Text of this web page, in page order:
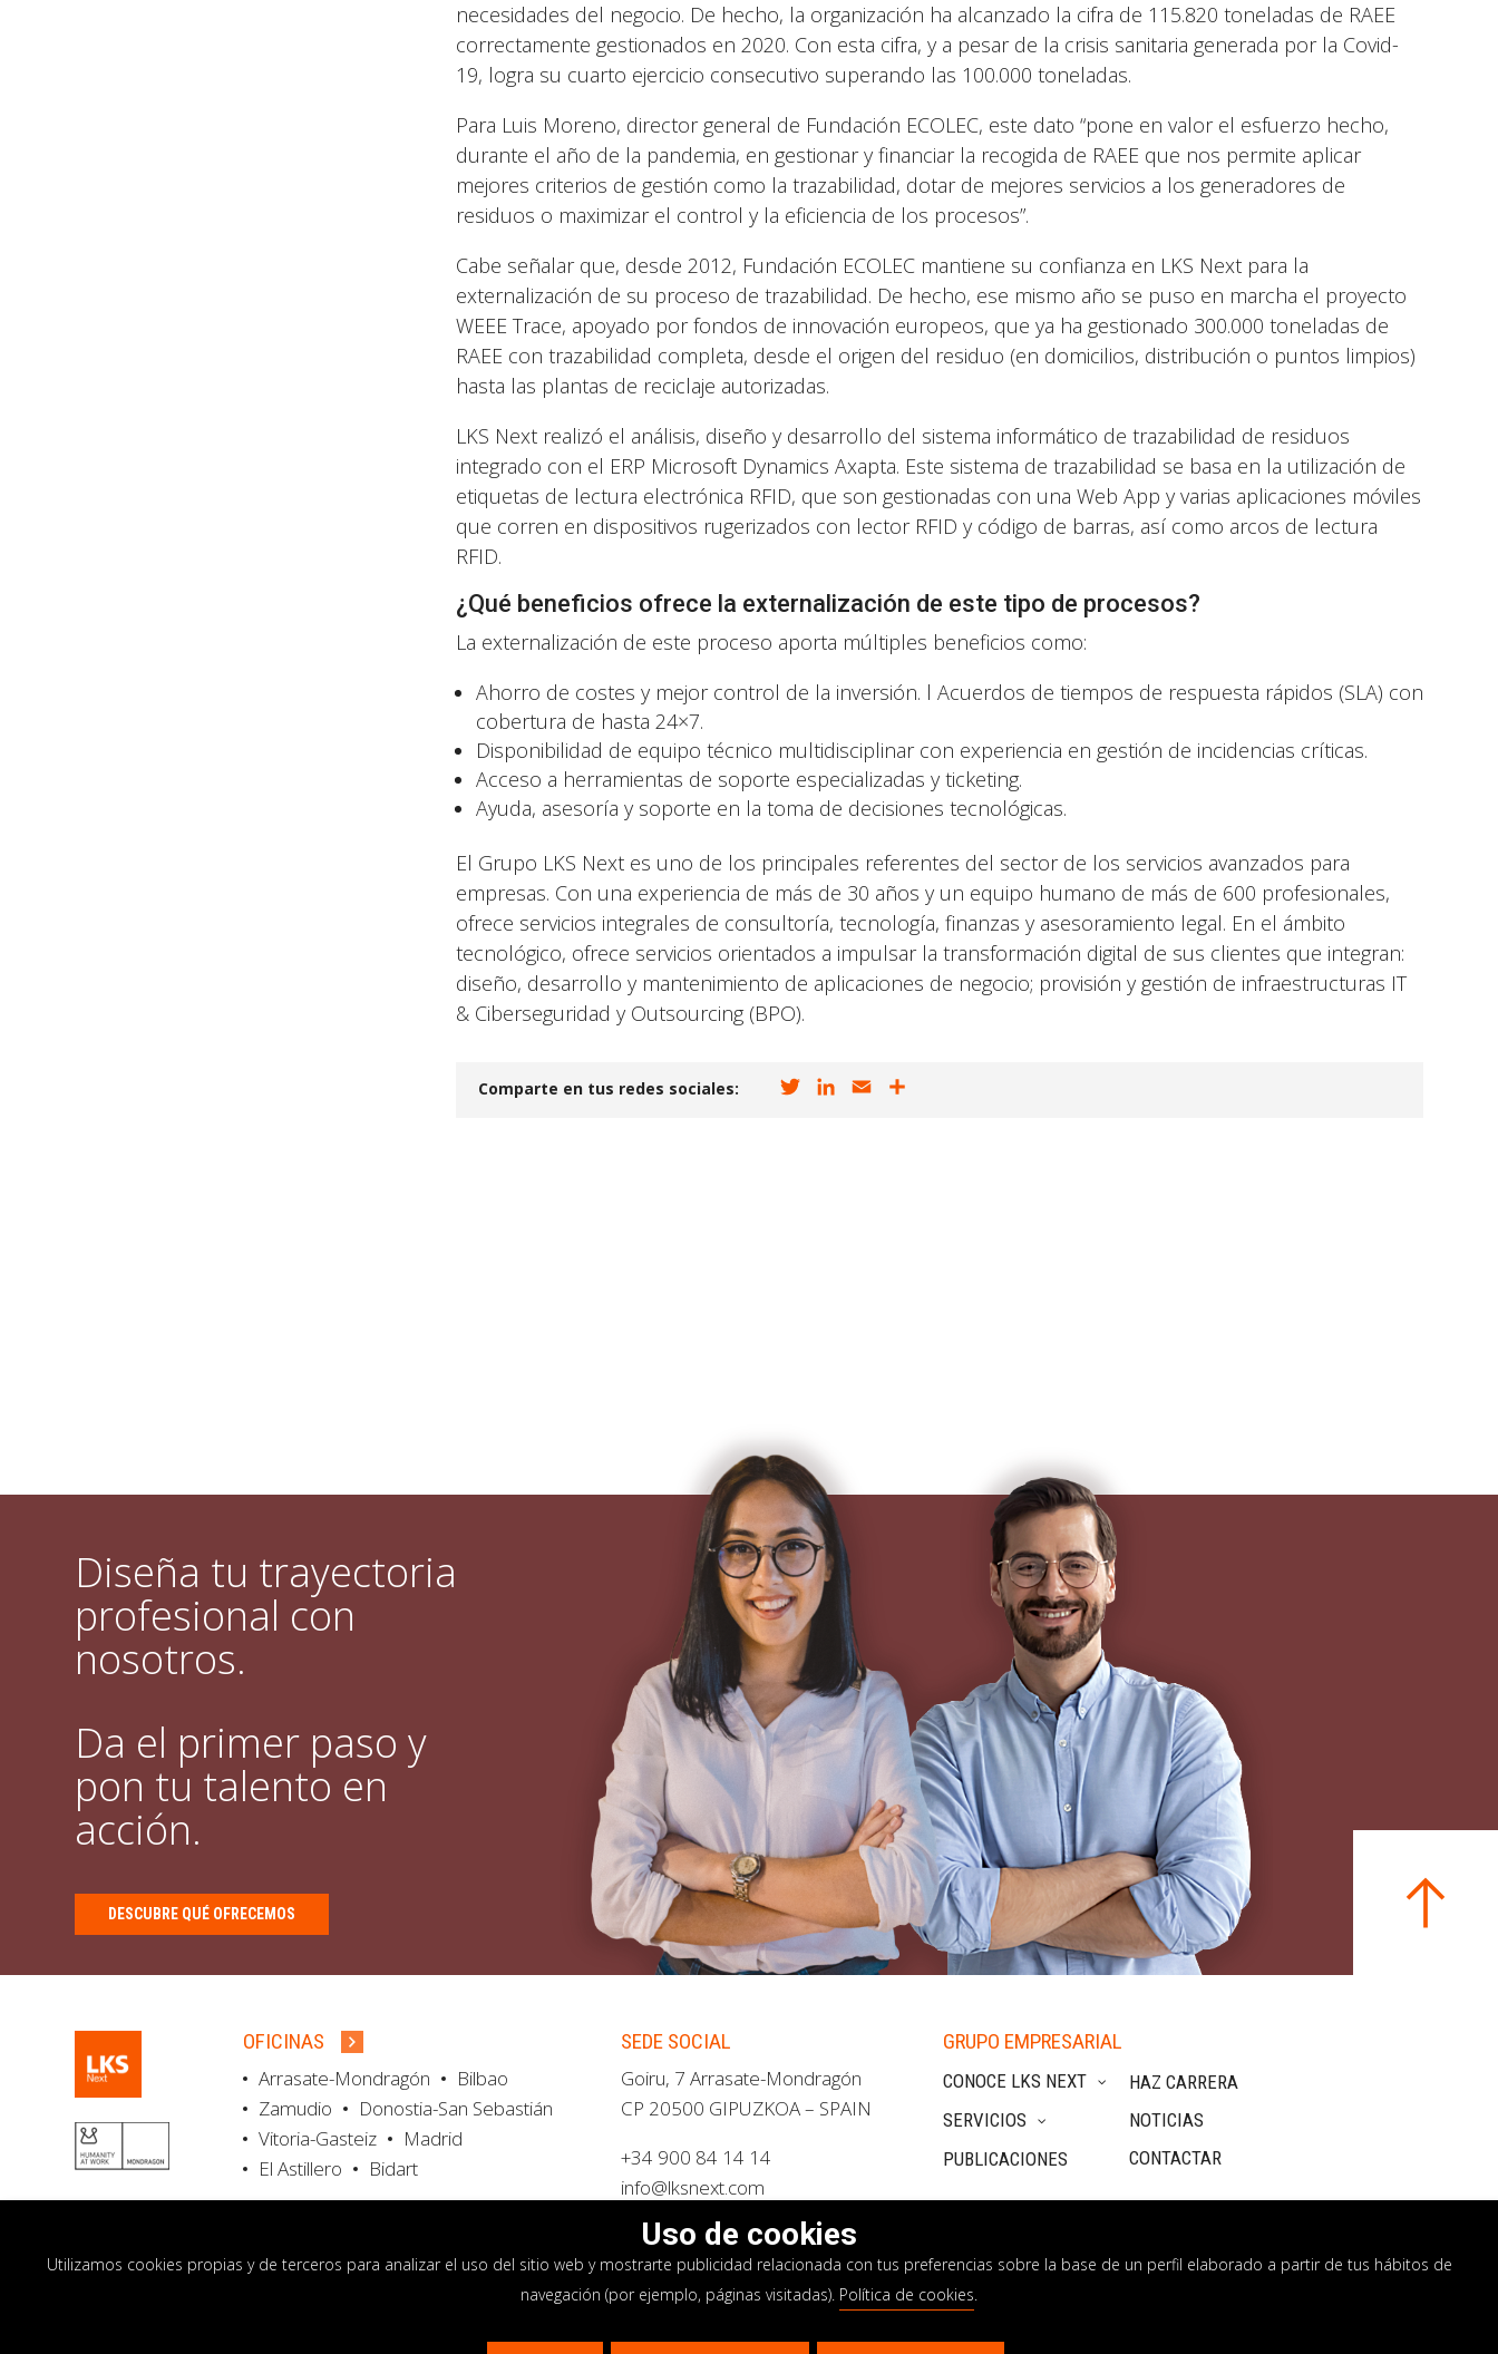
necesidades del negocio. De hecho, la organización ha alcanzado la cifra de 115.820 toneladas de RAEE
correctamente gestionados en 2020. Con esta cifra, y a pesar de la crisis sanitaria generada por la Covid-
19, logra su cuarto ejercicio consecutivo superando las 100.000 toneladas.
Para Luis Moreno, director general de Fundación ECOLEC, este dato “pone en valor el esfuerzo hecho,
durante el año de la pandemia, en gestionar y financiar la recogida de RAEE que nos permite aplicar
mejores criterios de gestión como la trazabilidad, dotar de mejores servicios a los generadores de
residuos o maximizar el control y la eficiencia de los procesos”.
Cabe señalar que, desde 2012, Fundación ECOLEC mantiene su confianza en LKS Next para la
externalización de su proceso de trazabilidad. De hecho, ese mismo año se puso en marcha el proyecto
WEEE Trace, apoyado por fondos de innovación europeos, que ya ha gestionado 300.000 toneladas de
RAEE con trazabilidad completa, desde el origen del residuo (en domicilios, distribución o puntos limpios)
hasta las plantas de reciclaje autorizadas.
LKS Next realizó el análisis, diseño y desarrollo del sistema informático de trazabilidad de residuos
integrado con el ERP Microsoft Dynamics Axapta. Este sistema de trazabilidad se basa en la utilización de
etiquetas de lectura electrónica RFID, que son gestionadas con una Web App y varias aplicaciones móviles
que corren en dispositivos rugerizados con lector RFID y código de barras, así como arcos de lectura
RFID.
¿Qué beneficios ofrece la externalización de este tipo de procesos?
La externalización de este proceso aporta múltiples beneficios como:
Ahorro de costes y mejor control de la inversión. l Acuerdos de tiempos de respuesta rápidos (SLA) con
cobertura de hasta 24×7.
Disponibilidad de equipo técnico multidisciplinar con experiencia en gestión de incidencias críticas.
Acceso a herramientas de soporte especializadas y ticketing.
Ayuda, asesoría y soporte en la toma de decisiones tecnológicas.
El Grupo LKS Next es uno de los principales referentes del sector de los servicios avanzados para
empresas. Con una experiencia de más de 30 años y un equipo humano de más de 600 profesionales,
ofrece servicios integrales de consultoría, tecnología, finanzas y asesoramiento legal. En el ámbito
tecnológico, ofrece servicios orientados a impulsar la transformación digital de sus clientes que integran:
diseño, desarrollo y mantenimiento de aplicaciones de negocio; provisión y gestión de infraestructuras IT
& Ciberseguridad y Outsourcing (BPO).
Comparte en tus redes sociales:
Diseña tu trayectoria
profesional con
nosotros.
Da el primer paso y
pon tu talento en
acción.
DESCUBRE QUÉ OFRECEMOS
OFICINAS
Arrasate-Mondragón
Bilbao
Zamudio
Donostia-San Sebastián
Vitoria-Gasteiz
Madrid
El Astillero
Bidart
SEDE SOCIAL
Goiru, 7 Arrasate-Mondragón
CP 20500 GIPUZKOA – SPAIN
+34 900 84 14 14
info@lksnext.com
GRUPO EMPRESARIAL
CONOCE LKS NEXT
SERVICIOS
PUBLICACIONES
HAZ CARRERA
NOTICIAS
CONTACTAR
Portal de privacidad Política de cookies Sistema interno información
Uso de cookies
Utilizamos cookies propias y de terceros para analizar el uso del sitio web y mostrarte publicidad relacionada con tus preferencias sobre la base de un perfil elaborado a partir de tus hábitos de
navegación (por ejemplo, páginas visitadas). Política de cookies.